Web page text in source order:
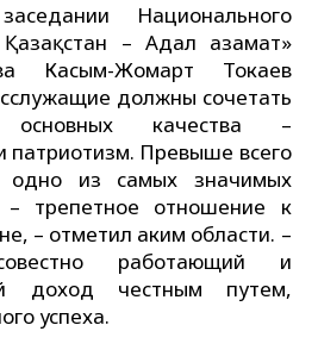
Национального
Қазақстан – Адал азамат»
Касым-Жомарт Токаев
должны сочетать
качества –
патриотизм. Превыше всего
одно из самых значимых
– трепетное отношение к
– отметил аким области. –
работающий и
доход честным путем,
успеха.